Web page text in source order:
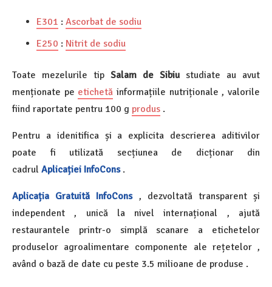
E301 : Ascorbat de sodiu
E250 : Nitrit de sodiu
Toate mezelurile tip Salam de Sibiu studiate au avut
menționate pe etichetă informațiile nutriționale , valorile
fiind raportate pentru 100 g produs .
Pentru a idenitifica și a explicita descrierea aditivilor
poate fi utilizată secțiunea de dicționar din
cadrul Aplicației InfoCons .
Aplicația Gratuită InfoCons , dezvoltată transparent și
independent , unică la nivel internațional , ajută
restaurantele printr-o simplă scanare a etichetelor
produselor agroalimentare componente ale rețetelor ,
având o bază de date cu peste 3.5 milioane de produse .